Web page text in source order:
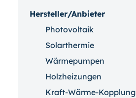
Hersteller/Anbieter
Photovoltaik
Solarthermie
Wärmepumpen
Holzheizungen
Kraft-Wärme-Kopplung